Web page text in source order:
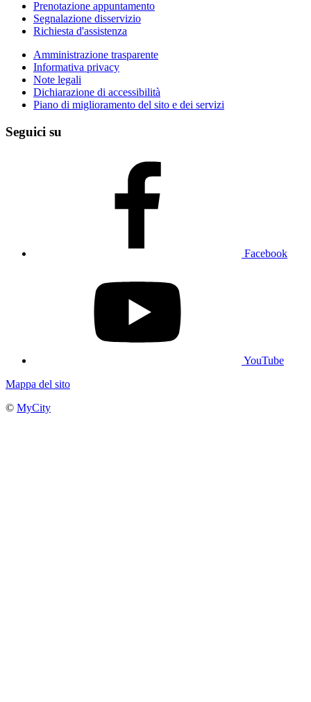
Prenotazione appuntamento
Segnalazione disservizio
Richiesta d'assistenza
Amministrazione trasparente
Informativa privacy
Note legali
Dichiarazione di accessibilità
Piano di miglioramento del sito e dei servizi
Seguici su
Facebook
YouTube
Mappa del sito
© MyCity